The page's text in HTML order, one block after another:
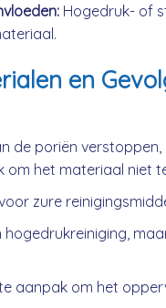
Hogedruk- of
en
de poriën
om het materiaal niet
zure
aanpak om het